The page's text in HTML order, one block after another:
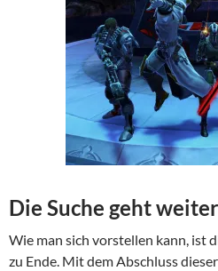
Die Suche geht weiter
Wie man sich vorstellen kann, ist
zu Ende. Mit dem Abschluss